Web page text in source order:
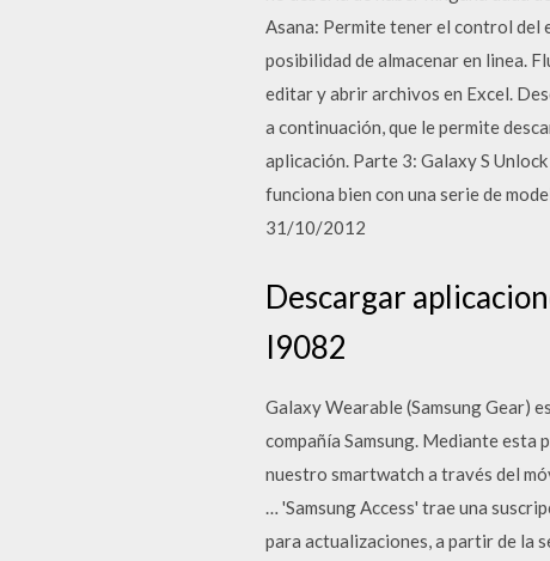
Asana: Permite tener el control del
posibilidad de almacenar en linea.
editar y abrir archivos en Excel.
a continuación, que le permite
aplicación. Parte 3: Galaxy S
funciona bien con una serie de
31/10/2012
Descargar
I9082
Galaxy Wearable (Samsung Gear)
compañía Samsung. Mediante esta
nuestro smartwatch a través del
… 'Samsung Access' trae una
para actualizaciones, a partir de la